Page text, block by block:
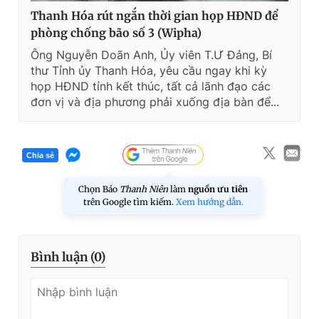
Thanh Hóa rút ngắn thời gian họp HĐND để
phòng chống bão số 3 (Wipha)
Ông Nguyễn Doãn Anh, Ủy viên T.Ư Đảng, Bí
thư Tỉnh ủy Thanh Hóa, yêu cầu ngay khi kỳ
họp HĐND tỉnh kết thúc, tất cả lãnh đạo các
đơn vị và địa phương phải xuống địa bàn để...
Chia sẻ
Chọn Báo Thanh Niên làm nguồn ưu tiên
trên Google tìm kiếm. Xem hướng dẫn.
Bình luận (0)